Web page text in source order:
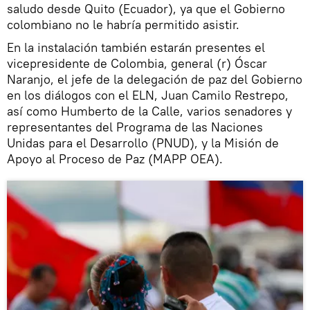
saludo desde Quito (Ecuador), ya que el Gobierno
colombiano no le habría permitido asistir.
En la instalación también estarán presentes el
vicepresidente de Colombia, general (r) Óscar
Naranjo, el jefe de la delegación de paz del Gobierno
en los diálogos con el ELN, Juan Camilo Restrepo,
así como Humberto de la Calle, varios senadores y
representantes del Programa de las Naciones
Unidas para el Desarrollo (PNUD), y la Misión de
Apoyo al Proceso de Paz (MAPP OEA).